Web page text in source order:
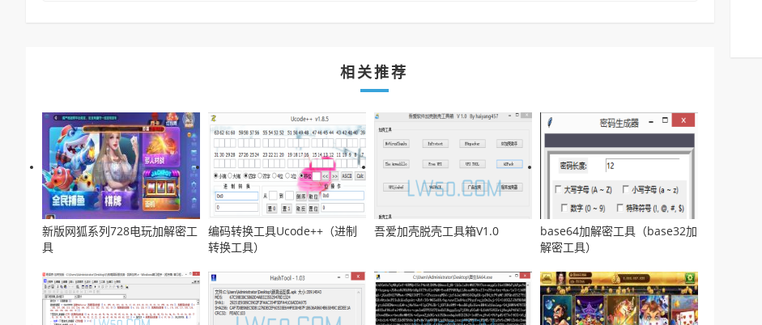
相关推荐
新版网狐系列728电玩加解密工
具
编码转换工具Ucode++（进制
转换工具）
吾爱加壳脱壳工具箱V1.0
base64加解密工具（base32加
解密工具）